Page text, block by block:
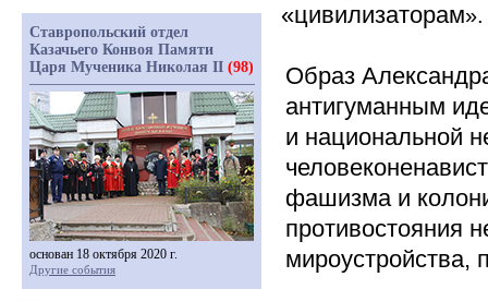
«цивилизаторам».
Образ
антигуманным
и национальной
фашизма и
противостояния
мироустройства,
Ставропольский отдел
Казачьего Конвоя Памяти
Царя Мученика Николая II (98)
основан 18 октября 2020 г.
Другие события